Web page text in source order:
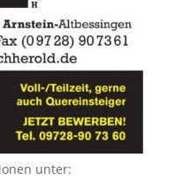
unter: